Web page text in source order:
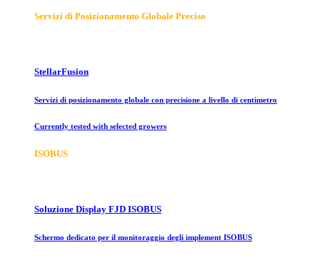
Servizi di Posizionamento Globale Preciso
StellarFusion
Servizi di posizionamento globale con precisione a livello di centimetro
Currently tested with selected growers
ISOBUS
Soluzione Display FJD ISOBUS
Schermo dedicato per il monitoraggio degli implement ISOBUS